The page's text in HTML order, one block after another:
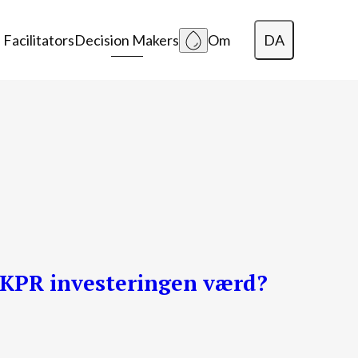
FacilitatorsDecision Makers Om DA
investeringen værd?